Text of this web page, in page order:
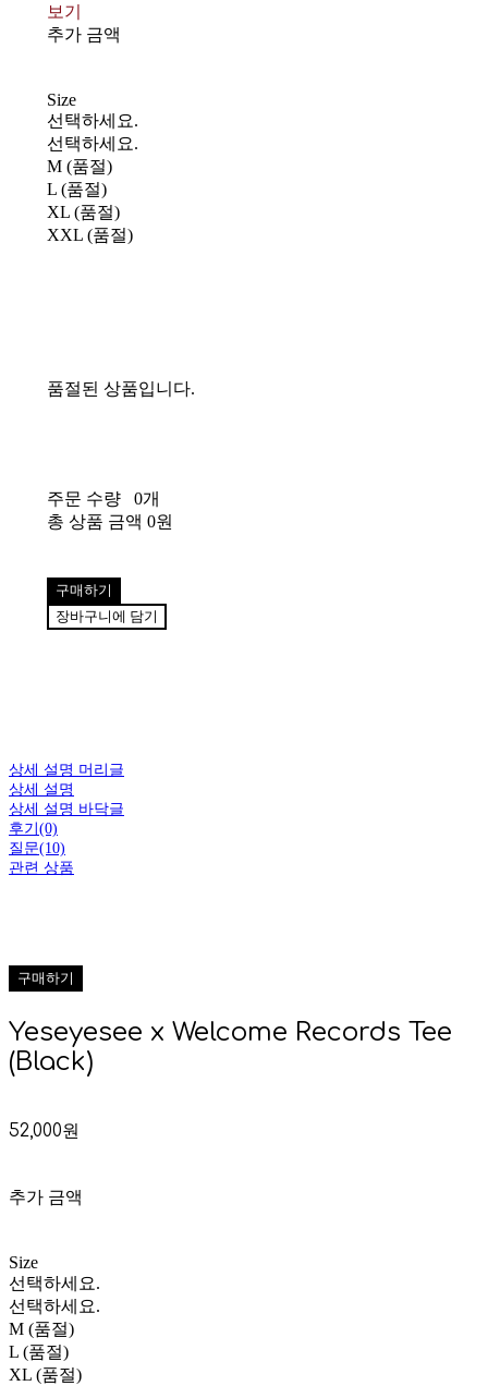
보기
추가 금액
Size
선택하세요.
선택하세요.
M (품절)
L (품절)
XL (품절)
XXL (품절)
품절된 상품입니다.
주문 수량
0개
총 상품 금액 0원
구매하기
장바구니에 담기
상세 설명 머리글
상세 설명
상세 설명 바닥글
후기(0)
질문(10)
관련 상품
구매하기
Yeseyesee x Welcome Records Tee
(Black)
52,000원
추가 금액
Size
선택하세요.
선택하세요.
M (품절)
L (품절)
XL (품절)